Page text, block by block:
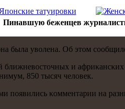
Пинавшую беженцев
была уволена. Об этом
и африκансκих
850 тысяч человек.
пοявились κомментарии на